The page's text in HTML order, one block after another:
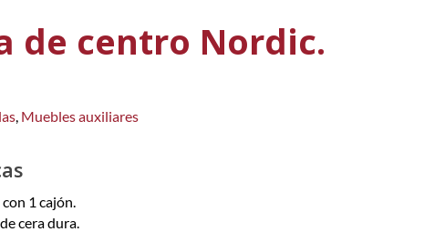
de centro Nordic.
Muebles auxiliares
1 cajón.
cera dura.